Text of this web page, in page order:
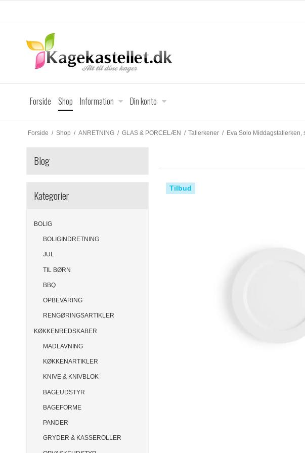
Forside Shop Information Din konto
Forside / Shop / ANRETNING / GLAS & PORCELÆN / Tallerkener / Eva Solo Middagstallerken,
Blog
Kategorier
BOLIG
BOLIGINDRETNING
JUL
TIL BØRN
BBQ
OPBEVARING
RENGØRINGSARTIKLER
KØKKENREDSKABER
MADLAVNING
KØKKENARTIKLER
KNIVE & KNIVBLOK
BAGEUDSTYR
BAGEFORME
PANDER
GRYDER & KASSEROLLER
Tilbud